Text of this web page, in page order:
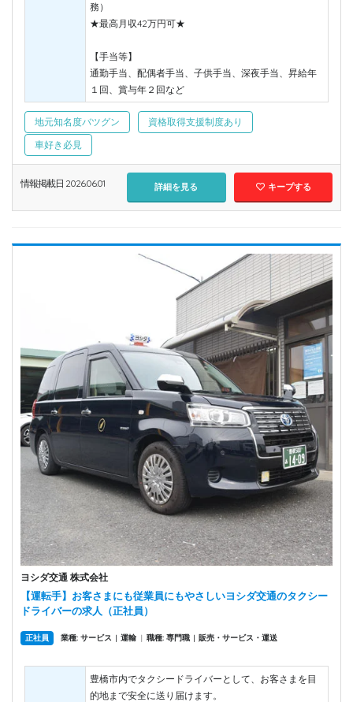
務）
★最高月収42万円可★
【手当等】
通勤手当、配偶者手当、子供手当、深夜手当、昇給年
１回、賞与年２回など
地元知名度バツグン
資格取得支援制度あり
車好き必見
情報掲載日 2026.06.01 詳細を見る キープする
ヨシダ交通 株式会社
【運転手】お客さまにも従業員にもやさしいヨシダ交通のタクシー
ドライバーの求人（正社員）
正社員 業種: サービス | 運輸 | 職種: 専門職 | 販売・サービス・運送
豊橋市内でタクシードライバーとして、お客さまを目
的地まで安全に送り届けます。